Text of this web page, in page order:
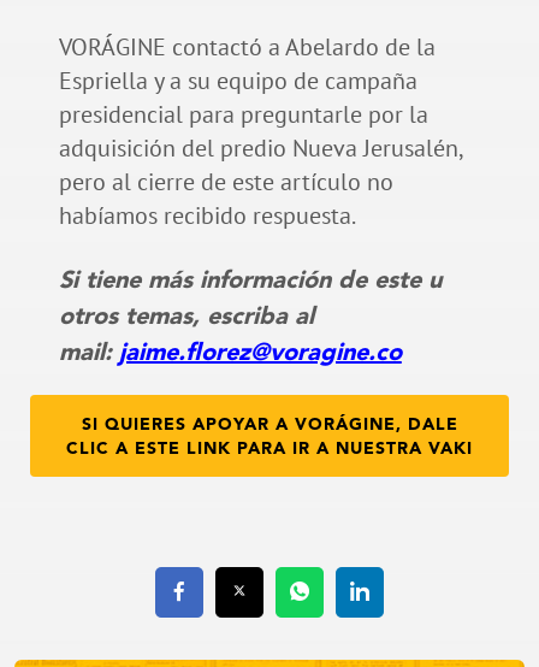
VORÁGINE contactó a Abelardo de la
Espriella y a su equipo de campaña
presidencial para preguntarle por la
adquisición del predio Nueva Jerusalén,
pero al cierre de este artículo no
habíamos recibido respuesta.
Si tiene más información de este u
otros temas, escriba al
mail: jaime.florez@voragine.co
SI QUIERES APOYAR A VORÁGINE, DALE
CLIC A ESTE LINK PARA IR A NUESTRA VAKI